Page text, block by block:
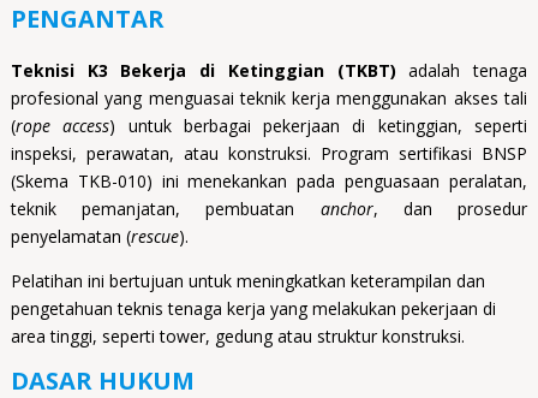
PENGANTAR
Teknisi K3 Bekerja di Ketinggian (TKBT) adalah tenaga
profesional yang menguasai teknik kerja menggunakan akses tali
(rope access) untuk berbagai pekerjaan di ketinggian, seperti
inspeksi, perawatan, atau konstruksi. Program sertifikasi BNSP
(Skema TKB-010) ini menekankan pada penguasaan peralatan,
teknik pemanjatan, pembuatan anchor, dan prosedur
penyelamatan (rescue).
Pelatihan ini bertujuan untuk meningkatkan keterampilan dan
pengetahuan teknis tenaga kerja yang melakukan pekerjaan di
area tinggi, seperti tower, gedung atau struktur konstruksi.
DASAR HUKUM